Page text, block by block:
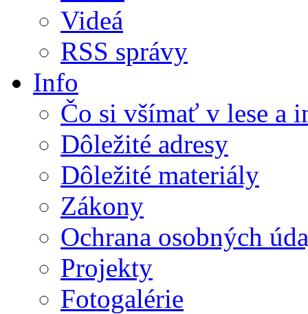
Videá
RSS správy
Info
Čo si všímať v lese a
Dôležité adresy
Dôležité materiály
Zákony
Ochrana osobných
Projekty
Fotogalérie